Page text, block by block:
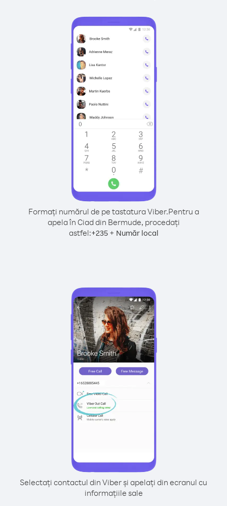
Formați numărul de pe tastatura Viber.Pentru a
apela în Ciad din Bermude, procedați
astfel:+235+ Număr local
Selectați contactul din Viber și apelați din ecranul cu
informațiile sale